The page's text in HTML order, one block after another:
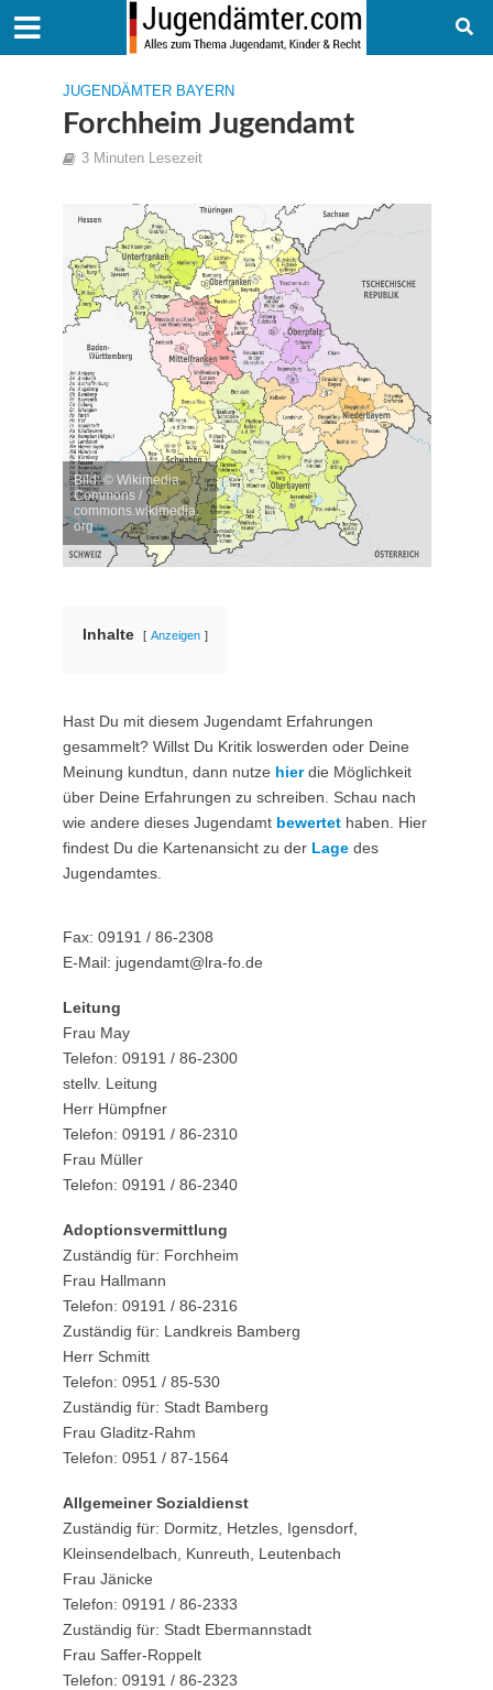
JUGENDÄMTER BAYERN
Forchheim Jugendamt
3 Minuten Lesezeit
Bild: © Wikimedia
Commons /
commons.wikimedia.
org
Inhalte Anzeigen
Hast Du mit diesem Jugendamt Erfahrungen
gesammelt? Willst Du Kritik loswerden oder Deine
Meinung kundtun, dann nutze hierdie Möglichkeit
über Deine Erfahrungen zu schreiben. Schau nach
wie andere dieses Jugendamt bewertethaben. Hier
findest Du die Kartenansicht zu der Lagedes
Jugendamtes.
Fax: 09191 / 86-2308
E-Mail: jugendamt@lra-fo.de
Leitung
Frau May
Telefon: 09191 / 86-2300
stellv. Leitung
Herr Hümpfner
Telefon: 09191 / 86-2310
Frau Müller
Telefon: 09191 / 86-2340
Adoptionsvermittlung
Zuständig für: Forchheim
Frau Hallmann
Telefon: 09191 / 86-2316
Zuständig für: Landkreis Bamberg
Herr Schmitt
Telefon: 0951 / 85-530
Zuständig für: Stadt Bamberg
Frau Gladitz-Rahm
Telefon: 0951 / 87-1564
Allgemeiner Sozialdienst
Zuständig für: Dormitz, Hetzles, Igensdorf,
Kleinsendelbach, Kunreuth, Leutenbach
Frau Jänicke
Telefon: 09191 / 86-2333
Zuständig für: Stadt Ebermannstadt
Frau Saffer-Roppelt
Telefon: 09191 / 86-2323